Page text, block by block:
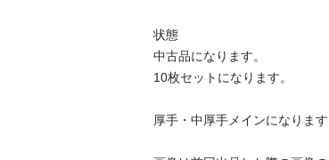
状態
中古品になります。
10枚セットになります。
厚手・中厚手メインになります